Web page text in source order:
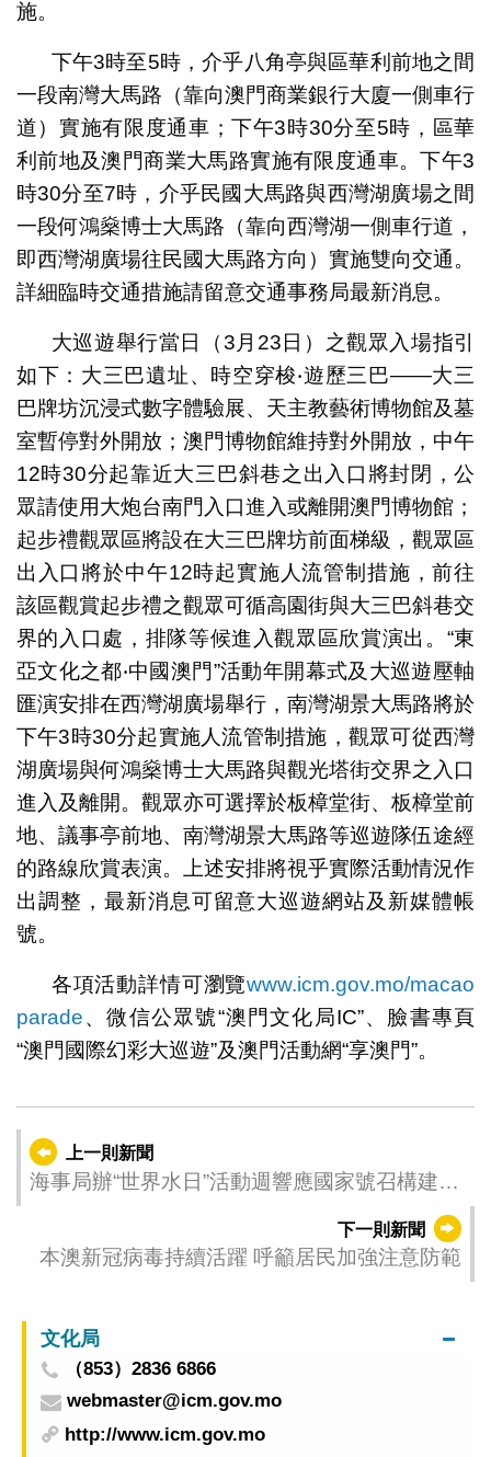
施。
下午3時至5時，介乎八角亭與區華利前地之間
一段南灣大馬路（靠向澳門商業銀行大廈一側車行
道）實施有限度通車；下午3時30分至5時，區華
利前地及澳門商業大馬路實施有限度通車。下午3
時30分至7時，介乎民國大馬路與西灣湖廣場之間
一段何鴻燊博士大馬路（靠向西灣湖一側車行道，
即西灣湖廣場往民國大馬路方向）實施雙向交通。
詳細臨時交通措施請留意交通事務局最新消息。
大巡遊舉行當日（3月23日）之觀眾入場指引
如下：大三巴遺址、時空穿梭‧遊歷三巴——大三
巴牌坊沉浸式數字體驗展、天主教藝術博物館及墓
室暫停對外開放；澳門博物館維持對外開放，中午
12時30分起靠近大三巴斜巷之出入口將封閉，公
眾請使用大炮台南門入口進入或離開澳門博物館；
起步禮觀眾區將設在大三巴牌坊前面梯級，觀眾區
出入口將於中午12時起實施人流管制措施，前往
該區觀賞起步禮之觀眾可循高園街與大三巴斜巷交
界的入口處，排隊等候進入觀眾區欣賞演出。“東
亞文化之都‧中國澳門”活動年開幕式及大巡遊壓軸
匯演安排在西灣湖廣場舉行，南灣湖景大馬路將於
下午3時30分起實施人流管制措施，觀眾可從西灣
湖廣場與何鴻燊博士大馬路與觀光塔街交界之入口
進入及離開。觀眾亦可選擇於板樟堂街、板樟堂前
地、議事亭前地、南灣湖景大馬路等巡遊隊伍途經
的路線欣賞表演。上述安排將視乎實際活動情況作
出調整，最新消息可留意大巡遊網站及新媒體帳
號。
各項活動詳情可瀏覽www.icm.gov.mo/macao
parade、微信公眾號“澳門文化局IC”、臉書專頁
“澳門國際幻彩大巡遊”及澳門活動網“享澳門”。
上一則新聞
海事局辦“世界水日”活動週響應國家號召構建節
下一則新聞
本澳新冠病毒持續活躍 呼籲居民加強注意防範
文化局
（853）2836 6866
webmaster@icm.gov.mo
http://www.icm.gov.mo